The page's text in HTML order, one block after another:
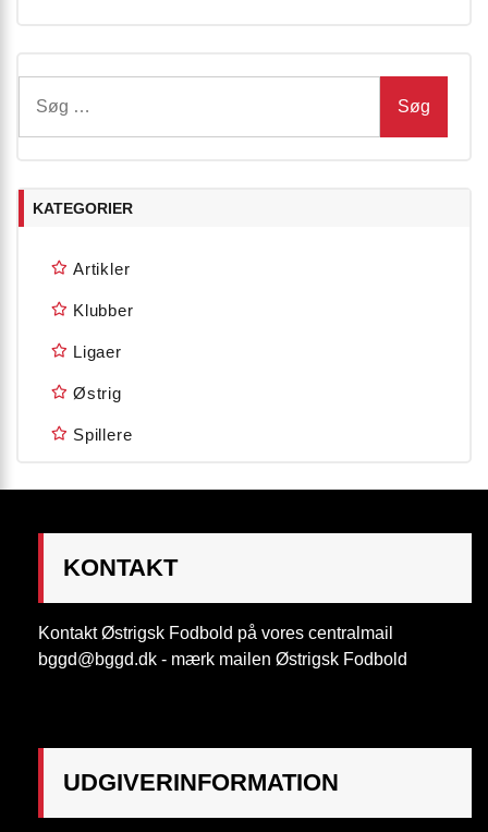
efter:
KATEGORIER
Artikler
Klubber
Ligaer
Østrig
Spillere
KONTAKT
Kontakt Østrigsk Fodbold på vores centralmail
bggd@bggd.dk - mærk mailen Østrigsk Fodbold
UDGIVERINFORMATION